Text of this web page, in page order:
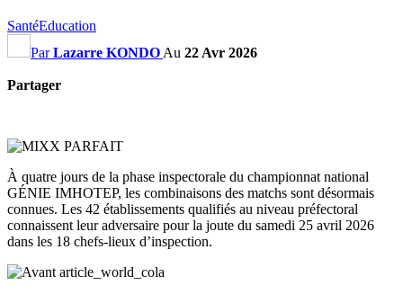
SantéEducation
ParLazarre KONDO Au 22 Avr 2026
Partager
À quatre jours de la phase inspectorale du championnat national
GÉNIE IMHOTEP, les combinaisons des matchs sont désormais
connues. Les 42 établissements qualifiés au niveau préfectoral
connaissent leur adversaire pour la joute du samedi 25 avril 2026
dans les 18 chefs-lieux d’inspection.